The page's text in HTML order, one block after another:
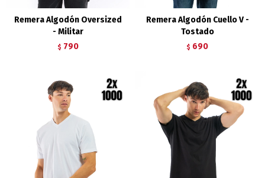
Remera Algodón Oversized
- Militar
$ 790
Remera Algodón Cuello V -
Tostado
$ 690